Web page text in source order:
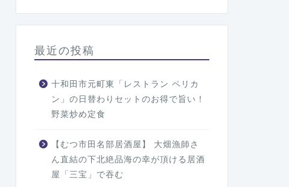
最近の投稿
十和田市元町東「レストラン ペリカ
ン」の日替わりセットのお得で旨い！
野菜炒め定食
【むつ市田名部居酒屋】 大畑漁師さ
ん直結の下北絶品海の幸が頂ける居酒
屋「三宝」で吞む